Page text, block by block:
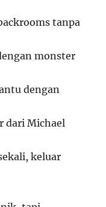
tanpa
monster
dengan
dari Michael
keluar